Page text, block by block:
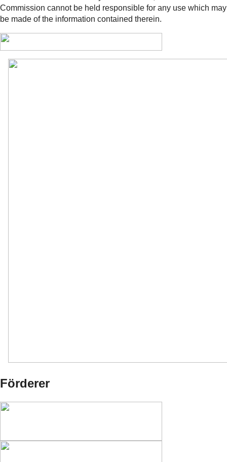
Commission cannot be held responsi­ble for any use which may
be made of the information contained therein.
Förderer